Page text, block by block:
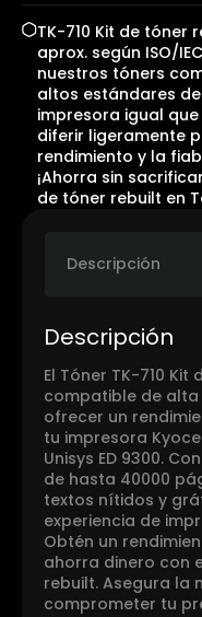
rebuilt
cantidad
TK-710 Kit de tóner
aprox. según ISO/
nuestros tóners
altos estándares
impresora igual
diferir ligeramente
rendimiento y la
¡Ahorra sin
de tóner rebuilt en
Descripción
El Tóner TK-710
compatible de
ofrecer un
tu impresora
Unisys ED 9300.
de hasta 40000
textos nítidos y
experiencia de
Obtén un
ahorra dinero con
rebuilt. Asegura la
comprometer tu